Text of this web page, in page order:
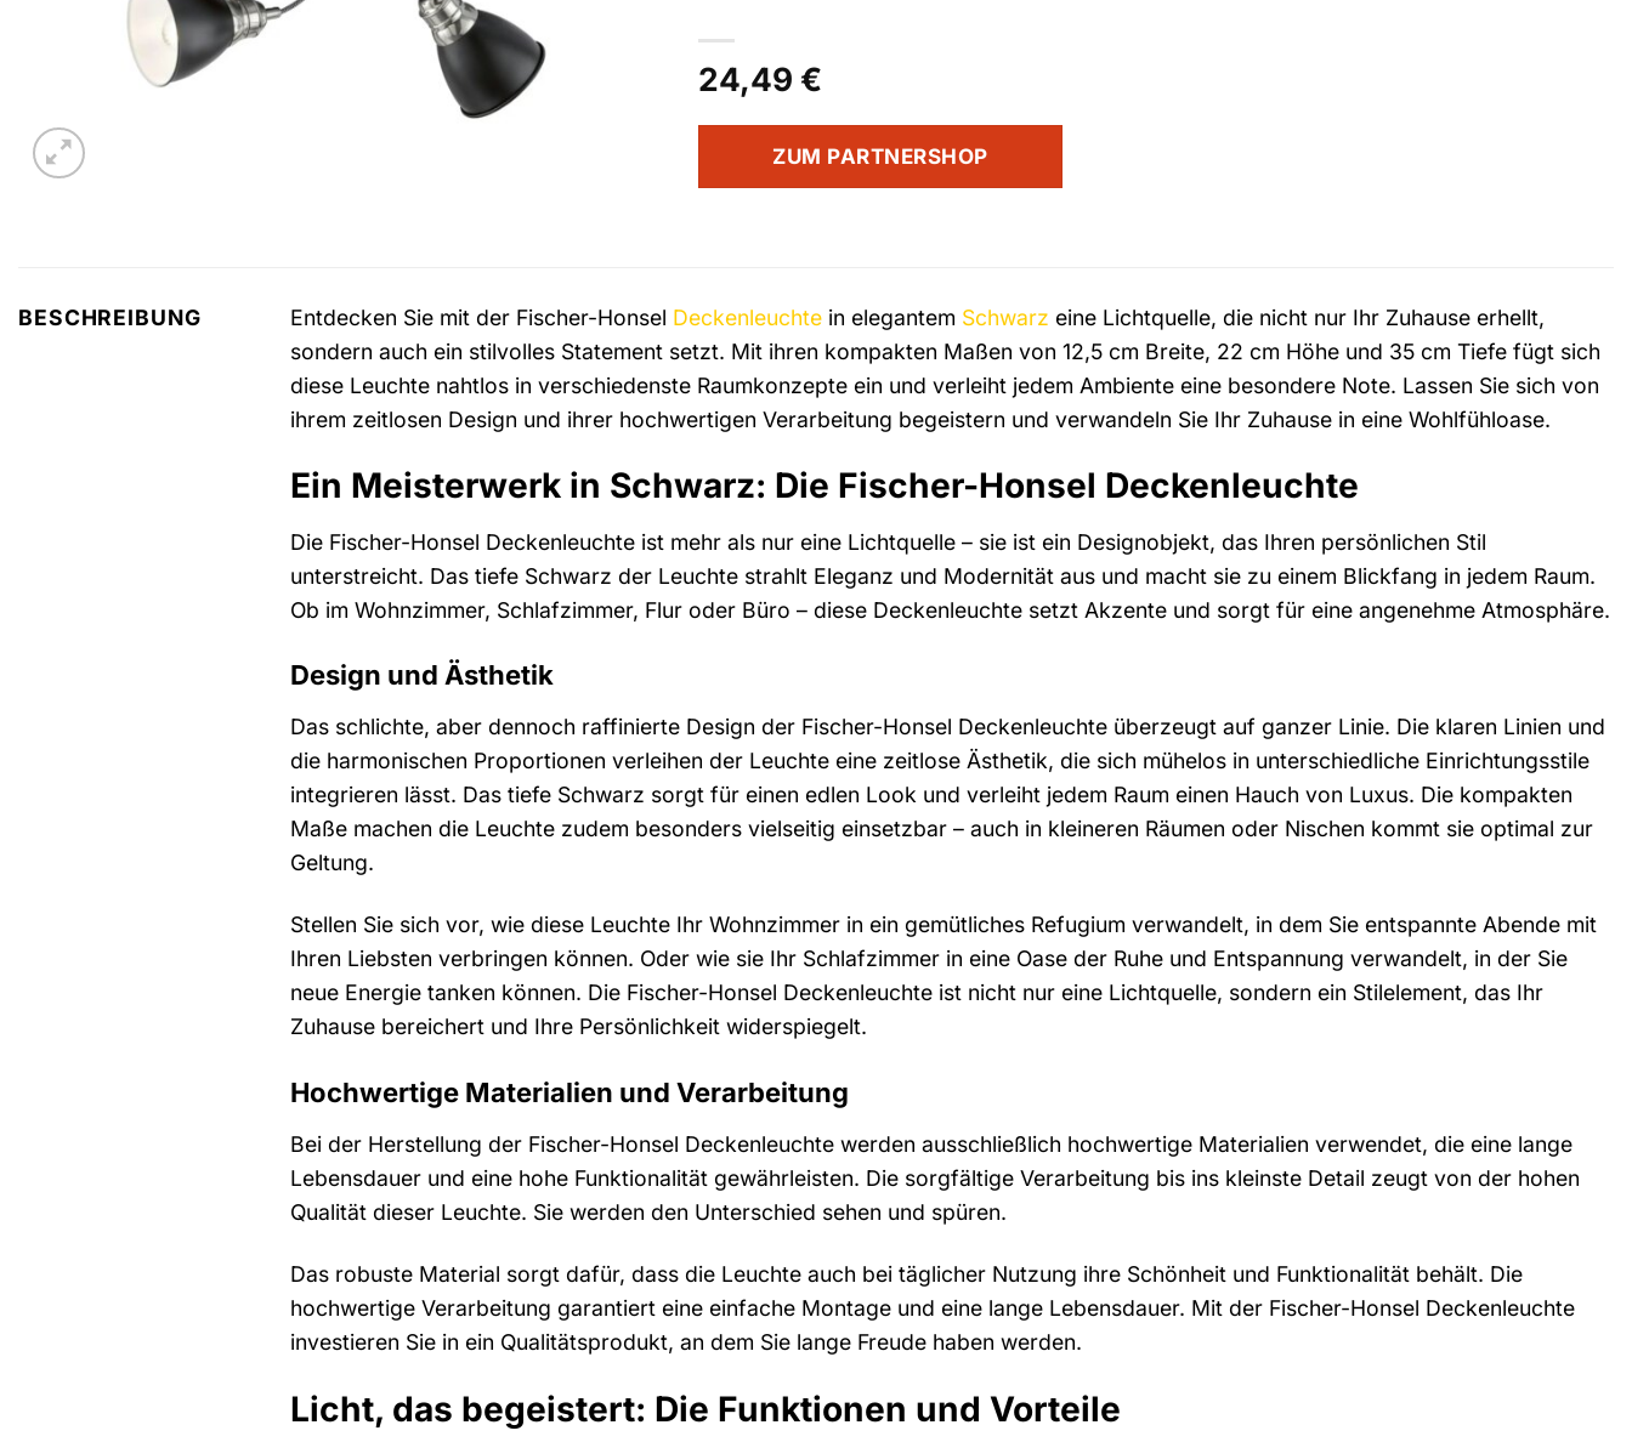
24,49 €
ZUM PARTNERSHOP
BESCHREIBUNG Entdecken Sie mit der Fischer-Honsel Deckenleuchte in elegantem Schwarz eine Lichtquelle, die nicht nur Ihr Zuhause erhellt,
sondern auch ein stilvolles Statement setzt. Mit ihren kompakten Maßen von 12,5 cm Breite, 22 cm Höhe und 35 cm Tiefe fügt sich
diese Leuchte nahtlos in verschiedenste Raumkonzepte ein und verleiht jedem Ambiente eine besondere Note. Lassen Sie sich von
ihrem zeitlosen Design und ihrer hochwertigen Verarbeitung begeistern und verwandeln Sie Ihr Zuhause in eine Wohlfühloase.
Ein Meisterwerk in Schwarz: Die Fischer-Honsel Deckenleuchte
Die Fischer-Honsel Deckenleuchte ist mehr als nur eine Lichtquelle – sie ist ein Designobjekt, das Ihren persönlichen Stil
unterstreicht. Das tiefe Schwarz der Leuchte strahlt Eleganz und Modernität aus und macht sie zu einem Blickfang in jedem Raum.
Ob im Wohnzimmer, Schlafzimmer, Flur oder Büro – diese Deckenleuchte setzt Akzente und sorgt für eine angenehme Atmosphäre.
Design und Ästhetik
Das schlichte, aber dennoch raffinierte Design der Fischer-Honsel Deckenleuchte überzeugt auf ganzer Linie. Die klaren Linien und
die harmonischen Proportionen verleihen der Leuchte eine zeitlose Ästhetik, die sich mühelos in unterschiedliche Einrichtungsstile
integrieren lässt. Das tiefe Schwarz sorgt für einen edlen Look und verleiht jedem Raum einen Hauch von Luxus. Die kompakten
Maße machen die Leuchte zudem besonders vielseitig einsetzbar – auch in kleineren Räumen oder Nischen kommt sie optimal zur
Geltung.
Stellen Sie sich vor, wie diese Leuchte Ihr Wohnzimmer in ein gemütliches Refugium verwandelt, in dem Sie entspannte Abende mit
Ihren Liebsten verbringen können. Oder wie sie Ihr Schlafzimmer in eine Oase der Ruhe und Entspannung verwandelt, in der Sie
neue Energie tanken können. Die Fischer-Honsel Deckenleuchte ist nicht nur eine Lichtquelle, sondern ein Stilelement, das Ihr
Zuhause bereichert und Ihre Persönlichkeit widerspiegelt.
Hochwertige Materialien und Verarbeitung
Bei der Herstellung der Fischer-Honsel Deckenleuchte werden ausschließlich hochwertige Materialien verwendet, die eine lange
Lebensdauer und eine hohe Funktionalität gewährleisten. Die sorgfältige Verarbeitung bis ins kleinste Detail zeugt von der hohen
Qualität dieser Leuchte. Sie werden den Unterschied sehen und spüren.
Das robuste Material sorgt dafür, dass die Leuchte auch bei täglicher Nutzung ihre Schönheit und Funktionalität behält. Die
hochwertige Verarbeitung garantiert eine einfache Montage und eine lange Lebensdauer. Mit der Fischer-Honsel Deckenleuchte
investieren Sie in ein Qualitätsprodukt, an dem Sie lange Freude haben werden.
Licht, das begeistert: Die Funktionen und Vorteile